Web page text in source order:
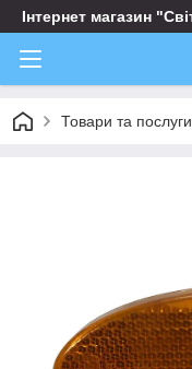
Інтернет магазин
Товари та послуги